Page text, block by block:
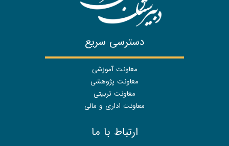
دسترسی سریع
معاونت آموزشی
معاونت پژوهشی
معاونت تربیتی
معاونت اداری و مالی
ارتباط با ما